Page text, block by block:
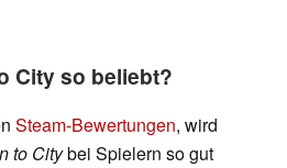
City so beliebt?
Steam-Bewertungen, wird
to Citybei Spielern so gut